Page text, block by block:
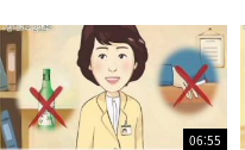
06:55